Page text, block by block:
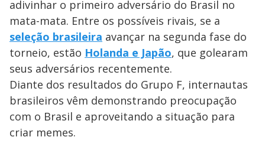
adivinhar o primeiro adversário do Brasil no
mata-mata. Entre os possíveis rivais, se a
seleção brasileira avançar na segunda fase do
torneio, estão Holanda e Japão, que golearam
seus adversários recentemente.
Diante dos resultados do Grupo F, internautas
brasileiros vêm demonstrando preocupação
com o Brasil e aproveitando a situação para
criar memes.